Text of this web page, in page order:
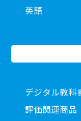
英語
デジタル教科
評価関連商品